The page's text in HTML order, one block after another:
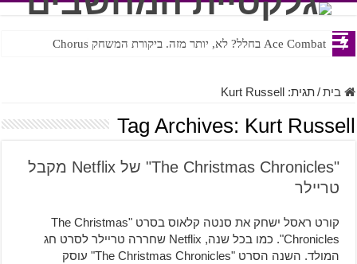
Ace Combat בחלל? לא, יותר מזה. ביקורת המשחק Chorus
Steven Universe והשירים שתורגמו בצורה נוראית לעברית
בית/תגית:Kurt Russell
Tag Archives: Kurt Russell
"The Christmas Chronicles" של Netflix מקבל
טריילר
קורט ראסל ישחק את סנטה קלאוס בסרט "The Christmas
Chronicles". כמו בכל שנה, Netflix שחררה טריילר לסרט חג
המולד. השנה הסרט "The Christmas Chronicles" עוסק